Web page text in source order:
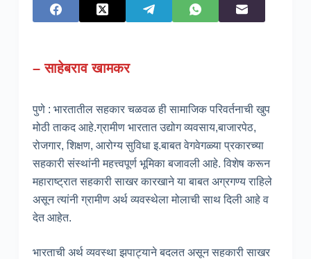
– साहेबराव खामकर
पुणे : भारतातील सहकार चळवळ ही सामाजिक परिवर्तनाची खुप
मोठी ताकद आहे.ग्रामीण भारतात उद्योग व्यवसाय,बाजारपेठ,
रोजगार, शिक्षण, आरोग्य सुविधा इ.बाबत वेगवेगळ्या प्रकारच्या
सहकारी संस्थांनी महत्त्वपूर्ण भूमिका बजावली आहे. विशेष करून
महाराष्ट्रात सहकारी साखर कारखाने या बाबत अग्रगण्य राहिले
असून त्यांनी ग्रामीण अर्थ व्यवस्थेला मोलाची साथ दिली आहे व
देत आहेत.
भारताची अर्थ व्यवस्था झपाट्याने बदलत असून सहकारी साखर